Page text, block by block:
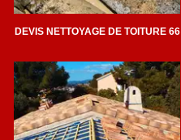
DEVIS NETTOYAGE DE TOITURE 66